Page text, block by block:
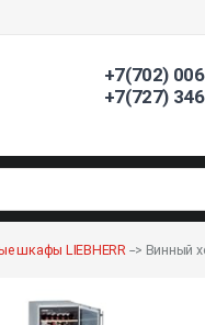
+7(702)
+7(727)
шкафы LIEBHERR --> Винный